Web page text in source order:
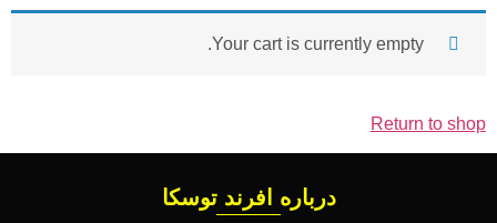
Your cart is currently empty.
Return to shop
درباره افرند توسکا